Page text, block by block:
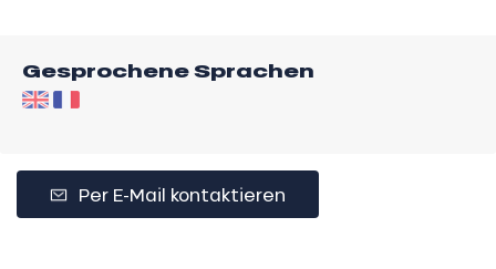
Gesprochene Sprachen
Per E-Mail kontaktieren